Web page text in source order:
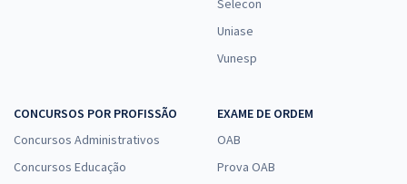
Selecon
Uniase
Vunesp
CONCURSOS POR PROFISSÃO
Concursos Administrativos
Concursos Educação
EXAME DE ORDEM
OAB
Prova OAB